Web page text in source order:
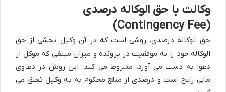
وکالت با حق الوکاله درصدی
(Contingency Fee)
حق الوکاله درصدی، روشی است که در آن وکیل بخشی از حق
الوکاله خود را به موفقیت در پرونده و میزان مبلغی که موکل از
دعوا به دست می آورد، مشروط می کند. این روش در دعاوی
مالی رایج است و درصدی از مبلغ محکوم به به وکیل تعلق می